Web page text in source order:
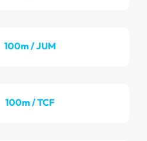
100m / JUM
100m / TCF